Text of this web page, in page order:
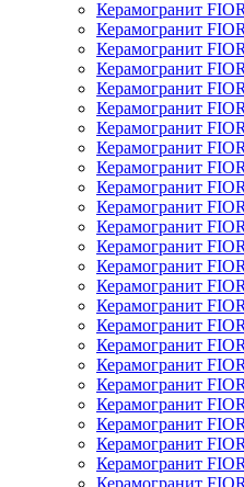
Керамогранит
Керамогранит
Керамогранит
Керамогранит
Керамогранит
Керамогранит
Керамогранит
Керамогранит
Керамогранит
Керамогранит
Керамогранит
Керамогранит
Керамогранит
Керамогранит
Керамогранит
Керамогранит
Керамогранит
Керамогранит
Керамогранит
Керамогранит
Керамогранит
Керамогранит
Керамогранит
Керамогранит